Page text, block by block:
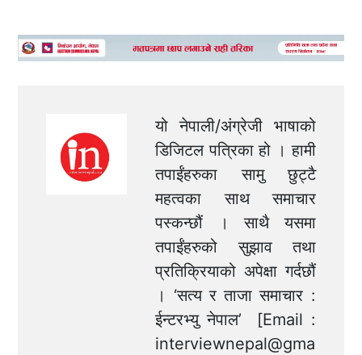
यो नेपाली/अंग्रेजी भाषाको
डिजिटल पत्रिका हो । हामी
तपाईंहरुका सामु छुट्टै
महत्वका साथ समाचार
पस्कन्छौं । साथै यसमा
तपाईंहरुको सुझाव तथा
प्रतिक्रियाको अपेक्षा गर्दछौं
। ‘सत्य र ताजा समाचार :
ईन्टरभ्यु नेपाल’ [Email :
interviewnepal@gma